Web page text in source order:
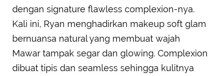
dengan signature flawless complexion-nya.
Kali ini, Ryan menghadirkan makeup soft glam
bernuansa natural yang membuat wajah
Mawar tampak segar dan glowing. Complexion
dibuat tipis dan seamless sehingga kulitnya